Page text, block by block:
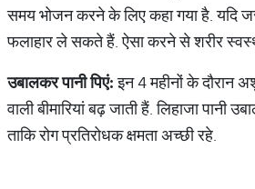
समय भोजन करने के लिए कहा गया है. यदि
फलाहार ले सकते हैं. ऐसा करने से शरीर
उबालकर पानी पिएं:इन 4 महीनों के दौरान
वाली बीमारियां बढ़ जाती हैं. लिहाजा पानी
ताकि रोग प्रतिरोधक क्षमता अच्‍छी रहे.